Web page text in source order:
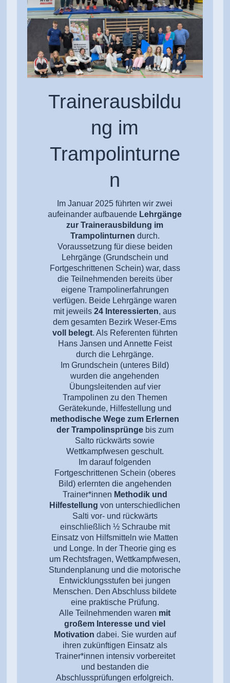
Trainerausbildu
ng im
Trampolinturne
n
Im Januar 2025 führten wir zwei
aufeinander aufbauende Lehrgänge
zur Trainerausbildung im
Trampolinturnen durch.
Voraussetzung für diese beiden
Lehrgänge (Grundschein und
Fortgeschrittenen Schein) war, dass
die Teilnehmenden bereits über
eigene Trampolinerfahrungen
verfügen. Beide Lehrgänge waren
mit jeweils24 Interessierten, aus
dem gesamten Bezirk Weser-Ems
voll belegt. Als Referenten führten
Hans Jansen und Annette Feist
durch die Lehrgänge.
Im Grundschein (unteres Bild)
wurden die angehenden
Übungsleitenden auf vier
Trampolinen zu den Themen
Gerätekunde, Hilfestellung und
methodische Wege zum Erlernen
der Trampolinsprüngebis zum
Salto rückwärts sowie
Wettkampfwesen geschult.
Im darauf folgenden
Fortgeschrittenen Schein (oberes
Bild) erlernten die angehenden
Trainer*innen Methodik und
Hilfestellung von unterschiedlichen
Salti vor- und rückwärts
einschließlich ½ Schraube mit
Einsatz von Hilfsmitteln wie Matten
und Longe. In der Theorie ging es
um Rechtsfragen, Wettkampfwesen,
Stundenplanung und die motorische
Entwicklungsstufen bei jungen
Menschen. Den Abschluss bildete
eine praktische Prüfung.
Alle Teilnehmenden waren mit
großem Interesse und viel
Motivation dabei. Sie wurden auf
ihren zukünftigen Einsatz als
Trainer*innen intensiv vorbereitet
und bestanden die
Abschlussprüfungen erfolgreich.